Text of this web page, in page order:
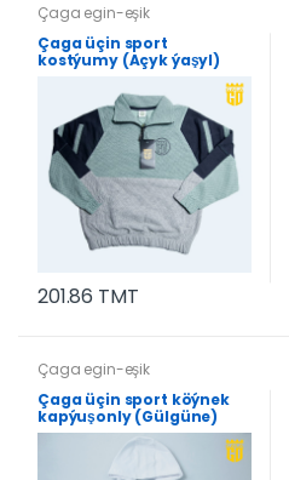
Çaga egin-eşik
Çaga üçin sport
kostýumy (Açyk ýaşyl)
201.86 TMT
Çaga egin-eşik
Çaga üçin sport köýnek
kapýuşonly (Gülgüne)